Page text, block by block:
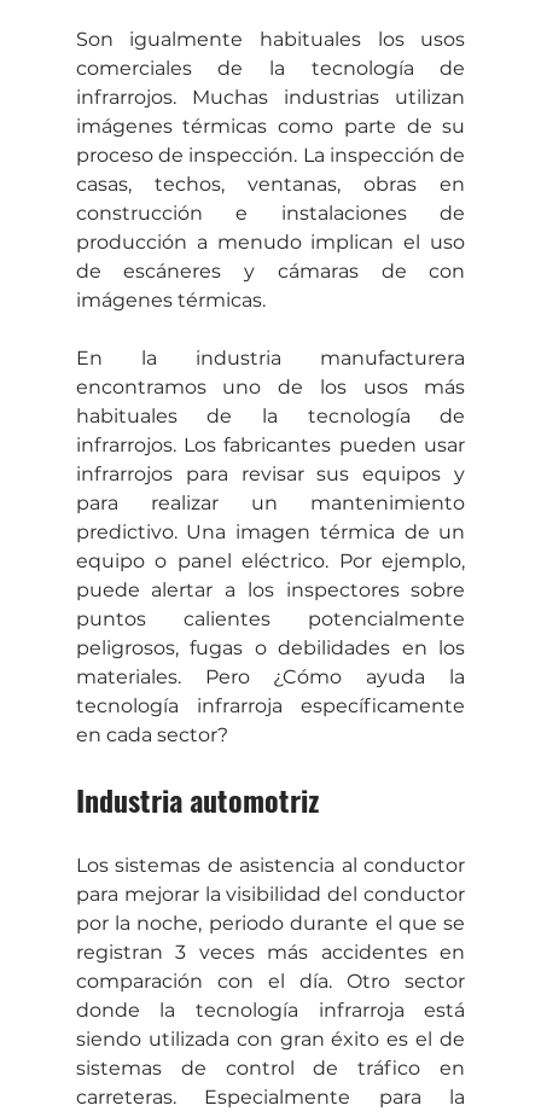
Son igualmente habituales los usos
comerciales de la tecnología de
infrarrojos. Muchas industrias utilizan
imágenes térmicas como parte de su
proceso de inspección. La inspección de
casas, techos, ventanas, obras en
construcción e instalaciones de
producción a menudo implican el uso
de escáneres y cámaras de con
imágenes térmicas.
En la industria manufacturera
encontramos uno de los usos más
habituales de la tecnología de
infrarrojos. Los fabricantes pueden usar
infrarrojos para revisar sus equipos y
para realizar un mantenimiento
predictivo. Una imagen térmica de un
equipo o panel eléctrico. Por ejemplo,
puede alertar a los inspectores sobre
puntos calientes potencialmente
peligrosos, fugas o debilidades en los
materiales. Pero ¿Cómo ayuda la
tecnología infrarroja específicamente
en cada sector?
Industria automotriz
Los sistemas de asistencia al conductor
para mejorar la visibilidad del conductor
por la noche, periodo durante el que se
registran 3 veces más accidentes en
comparación con el día. Otro sector
donde la tecnología infrarroja está
siendo utilizada con gran éxito es el de
sistemas de control de tráfico en
carreteras. Especialmente para la